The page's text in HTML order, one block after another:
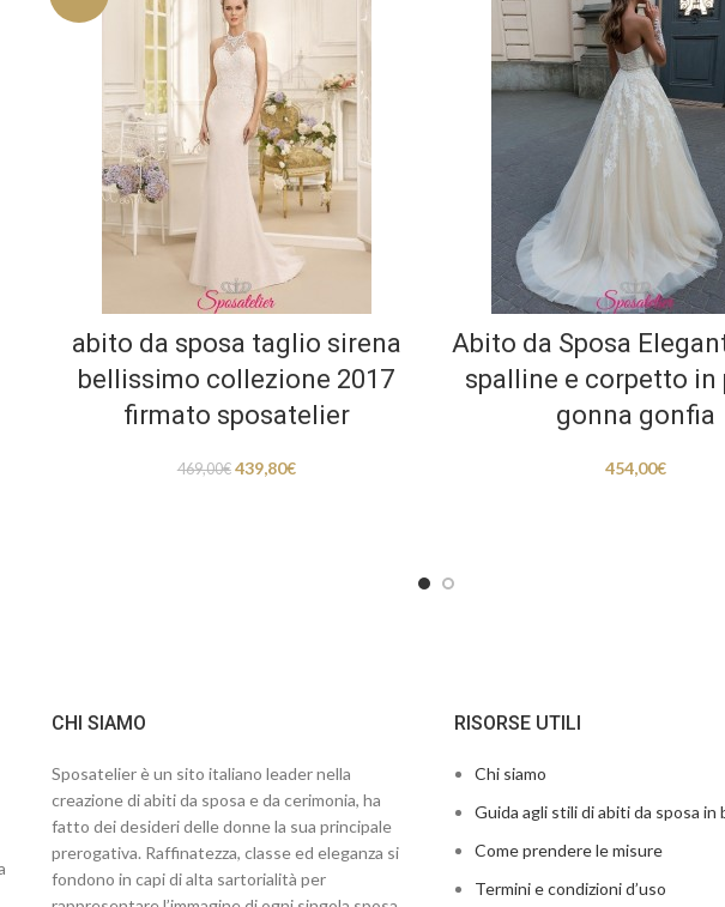
abito da sposa taglio sirena
bellissimo collezione 2017
firmato sposatelier
469,00€ 439,80€
Abito da Sposa
spalline e corpetto in
gonna gonfia
454,00€
CHI SIAMO
Sposatelier è un sito italiano leader nella
creazione di abiti da sposa e da cerimonia, ha
fatto dei desideri delle donne la sua principale
prerogativa. Raffinatezza, classe ed eleganza si
fondono in capi di alta sartorialità per
RISORSE UTILI
Chi siamo
Guida agli stili di abiti da sposa in
Come prendere le misure
Termini e condizioni d’uso